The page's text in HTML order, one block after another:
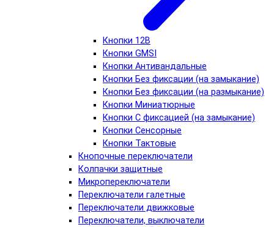
Кнопки 12В
Кнопки GMSI
Кнопки Антивандальные
Кнопки Без фиксации (на замыкание)
Кнопки Без фиксации (на размыкание)
Кнопки Миниатюрные
Кнопки С фиксацией (на замыкание)
Кнопки Сенсорные
Кнопки Тактовые
Кнопочные переключатели
Колпачки защитные
Микропереключатели
Переключатели галетные
Переключатели движковые
Переключатели, выключатели